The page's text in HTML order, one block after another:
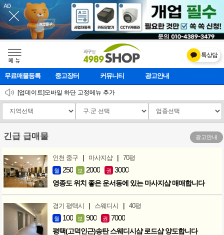
메    뉴
톡상담
무료매물등록 중고장터 커뮤니티 광고안내
2026 설 연휴 운영안내
[업데이트]모바일 하단 고정메뉴 추가
[업데이트] 개선사항 안내
긴급 급매물 광고안내
인천 중구 | 마사지샵 | 70평
월 250 보 2000 권 3000
영종도 위치 좋은 운서동에 있는 마사지샵 매매합니다
경기 평택시 | 스웨디시 | 40평
월 100 보 900 권 7000
평택(고덕인근)송탄 스웨디시샵 로드샵 양도합니다